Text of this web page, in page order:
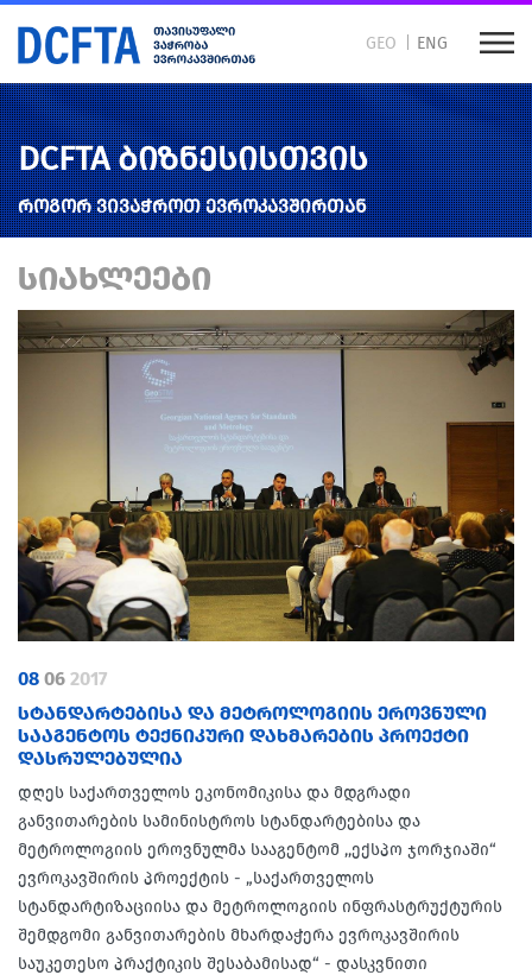
GEO ENG
DCFTA ბიზნესისთვის
როგორ ვივაჭროთ ევროკავშირთან
ᲡᲘᲐᲮᲚᲔᲔᲑᲘ
08 06 2017
ᲡᲢᲐᲜᲓᲐᲠᲢᲔᲑᲘᲡᲐ ᲓᲐ ᲛᲔᲢᲠᲝᲚᲝᲒᲘᲘᲡ ᲔᲠᲝᲕᲜᲣᲚᲘ
ᲡᲐᲐᲒᲔᲜᲢᲝᲡ ᲢᲔᲥᲜᲘᲙᲣᲠᲘ ᲓᲐᲮᲛᲐᲠᲔᲑᲘᲡ ᲞᲠᲝᲔᲥᲢᲘ
ᲓᲐᲡᲠᲣᲚᲔᲑᲣᲚᲘᲐ
დღეს საქართველოს ეკონომიკისა და მდგრადი
განვითარების სამინისტროს სტანდარტებისა და
მეტროლოგიის ეროვნულმა სააგენტომ ,,ექსპო ჯორჯიაში“
ევროკავშირის პროექტის - „საქართველოს
სტანდარტიზაციისა და მეტროლოგიის ინფრასტრუქტურის
შემდგომი განვითარების მხარდაჭერა ევროკავშირის
საუკეთესო პრაქტიკის შესაბამისად“ - დასკვნითი